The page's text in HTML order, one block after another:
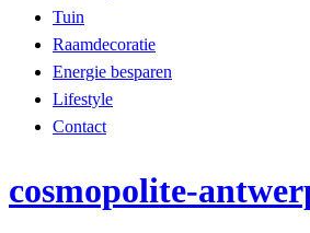
Tuin
Raamdecoratie
Energie besparen
Lifestyle
Contact
cosmopolite-